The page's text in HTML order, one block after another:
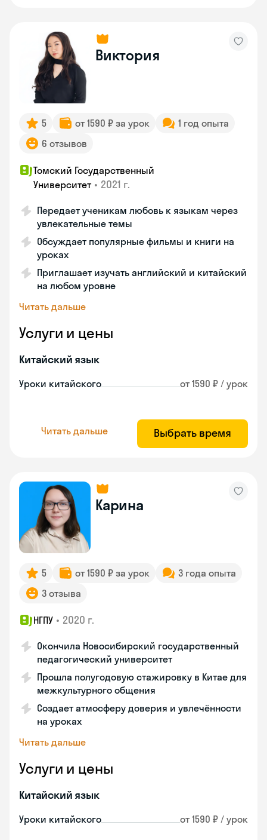
Виктория
5 от 1590 ₽ за урок
1 год опыта
6 отзывов
Томский Государственный
Университет • 2021 г.
Передает ученикам любовь к языкам через
увлекательные темы
Обсуждает популярные фильмы и книги на
уроках
Приглашает изучать английский и китайский
на любом уровне
Читать дальше
Услуги и цены
Китайский язык
Уроки китайского от 1590 ₽ / урок
Читать дальше Выбрать время
Карина
5 от 1590 ₽ за урок
3 года опыта
3 отзыва
НГПУ • 2020 г.
Окончила Новосибирский государственный
педагогический университет
Прошла полугодовую стажировку в Китае для
межкультурного общения
Создает атмосферу доверия и увлечённости
на уроках
Читать дальше
Услуги и цены
Китайский язык
Уроки китайского от 1590 ₽ / урок